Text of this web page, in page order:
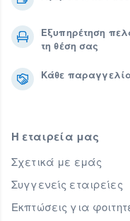
Εξυπηρέτηση
τη θέση σας
Κάθε
Η εταιρεία μας
Σχετικά με εμάς
Συγγενείς εταιρείες
Εκπτώσεις για